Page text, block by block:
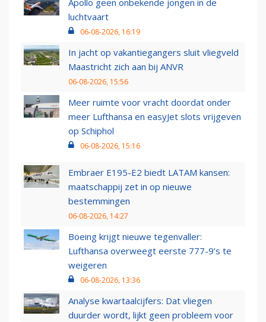
Apollo geen onbekende jongen in de
luchtvaart
06-08-2026, 16:19
In jacht op vakantiegangers sluit vliegveld
Maastricht zich aan bij ANVR
06-08-2026, 15:56
Meer ruimte voor vracht doordat onder
meer Lufthansa en easyJet slots vrijgeven
op Schiphol
06-08-2026, 15:16
Embraer E195-E2 biedt LATAM kansen:
maatschappij zet in op nieuwe
bestemmingen
06-08-2026, 14:27
Boeing krijgt nieuwe tegenvaller:
Lufthansa overweegt eerste 777-9’s te
weigeren
06-08-2026, 13:36
Analyse kwartaalcijfers: Dat vliegen
duurder wordt, lijkt geen probleem voor